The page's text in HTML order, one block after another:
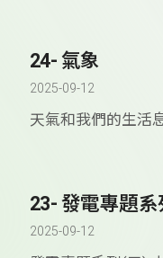
是空拍，讓觀眾
卑、更溫柔的態度
破壞、傷害她，土
經是刻不容緩的事
24- 氣象
2025-09-12
天氣和我們的生活
23- 發電專題
2025-09-12